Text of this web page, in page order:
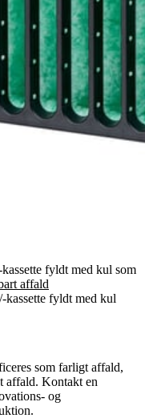
fyldt med kul som
affald
fyldt med kul
som farligt affald,
affald. Kontakt en
og